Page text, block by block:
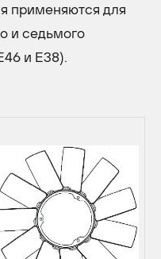
применяются для
и седьмого
и E38).